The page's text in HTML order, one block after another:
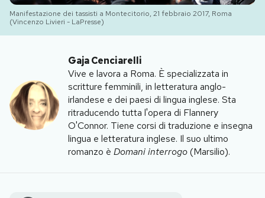
SHOP
CALENDARIO
AREA PERSONALE
Area Personale
Newsletter
Manifestazione dei tassisti a Montecitorio, 21 febbraio 2017, Roma
(Vincenzo Livieri - LaPresse)
Gaja Cenciarelli
Vive e lavora a Roma. È specializzata in
scritture femminili, in letteratura anglo-
irlandese e dei paesi di lingua inglese. Sta
ritraducendo tutta l'opera di Flannery
O'Connor. Tiene corsi di traduzione e insegna
lingua e letteratura inglese. Il suo ultimo
romanzo è Domani interrogo(Marsilio).